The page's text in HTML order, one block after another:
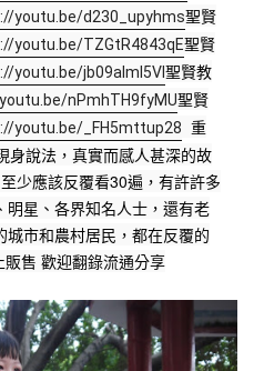
youtu.be/d230_upyhms聖賢
youtu.be/TZGtR4843qE聖賢
youtu.be/jb09almI5VI聖賢教
nPmhTH9fyMU聖賢
youtu.be/_FH5mttup28
  重
身說法，真實而感人甚深的故
少應該反覆看30遍，有許許多
星、各界知名人士，還有老
市和農村居民，都在反覆的
售 歡迎翻錄流通分享